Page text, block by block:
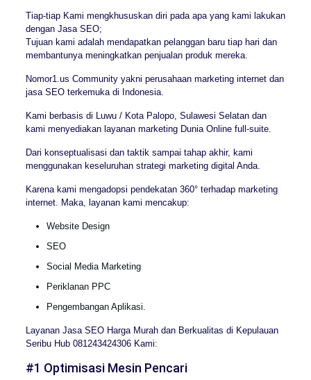
Tiap-tiap Kami mengkhususkan diri pada apa yang kami lakukan
dengan Jasa SEO;
Tujuan kami adalah mendapatkan pelanggan baru tiap hari dan
membantunya meningkatkan penjualan produk mereka.
Nomor1.us Community yakni perusahaan marketing internet dan
jasa SEO terkemuka di Indonesia.
Kami berbasis di Luwu / Kota Palopo, Sulawesi Selatan dan
kami menyediakan layanan marketing Dunia Online full-suite.
Dari konseptualisasi dan taktik sampai tahap akhir, kami
menggunakan keseluruhan strategi marketing digital Anda.
Karena kami mengadopsi pendekatan 360° terhadap marketing
internet. Maka, layanan kami mencakup:
Website Design
SEO
Social Media Marketing
Periklanan PPC
Pengembangan Aplikasi.
Layanan Jasa SEO Harga Murah dan Berkualitas di Kepulauan
Seribu Hub 081243424306 Kami:
#1 Optimisasi Mesin Pencari